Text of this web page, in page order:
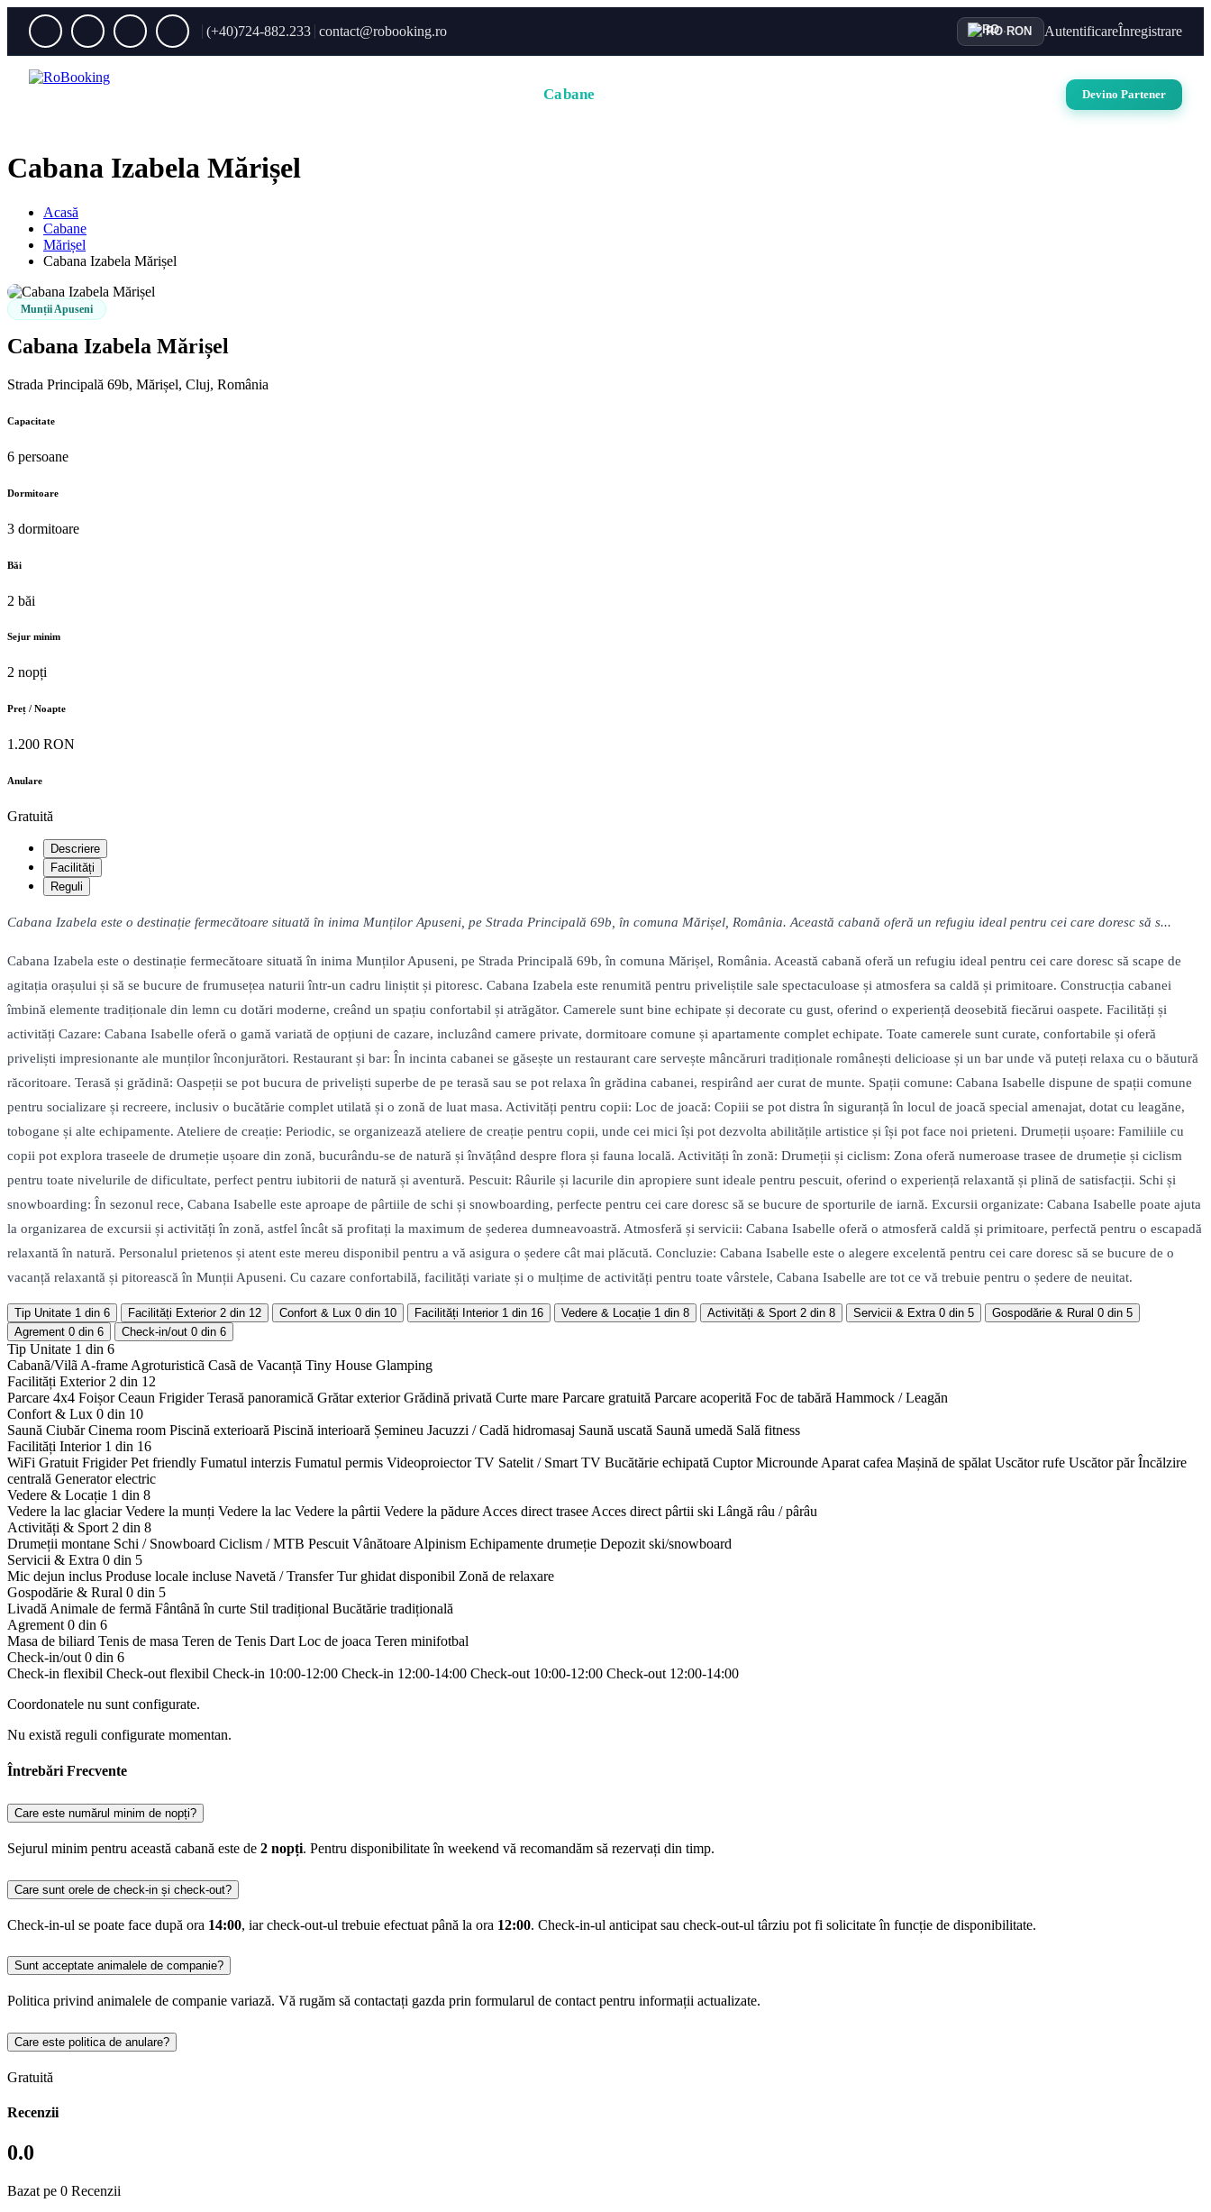
(+40)724-882.233 contact@robooking.ro RO· RON AutentificareÎnregistrare
Cabane Devino Partener
Cabana Izabela Mărișel
Acasă
Cabane
Mărișel
Cabana Izabela Mărișel
Munții Apuseni
Cabana Izabela Mărișel
Strada Principală 69b, Mărișel, Cluj, România
Capacitate
6 persoane
Dormitoare
3 dormitoare
Băi
2 băi
Sejur minim
2 nopți
Preț / Noapte
1.200 RON
Anulare
Gratuită
Descriere
Facilități
Reguli
Cabana Izabela este o destinație fermecătoare situată în inima Munților Apuseni, pe Strada Principală 69b, în comuna Mărișel, România. Această cabană oferă un refugiu ideal pentru cei care doresc să s...
Cabana Izabela este o destinație fermecătoare situată în inima Munților Apuseni, pe Strada Principală 69b, în comuna Mărișel, România. Această cabană oferă un refugiu ideal pentru cei care doresc să scape de
agitația orașului și să se bucure de frumusețea naturii într-un cadru liniștit și pitoresc. Cabana Izabela este renumită pentru priveliștile sale spectaculoase și atmosfera sa caldă și primitoare. Construcția cabanei
îmbină elemente tradiționale din lemn cu dotări moderne, creând un spațiu confortabil și atrăgător. Camerele sunt bine echipate și decorate cu gust, oferind o experiență deosebită fiecărui oaspete. Facilități și
activități Cazare: Cabana Isabelle oferă o gamă variată de opțiuni de cazare, incluzând camere private, dormitoare comune și apartamente complet echipate. Toate camerele sunt curate, confortabile și oferă
priveliști impresionante ale munților înconjurători. Restaurant și bar: În incinta cabanei se găsește un restaurant care servește mâncăruri tradiționale românești delicioase și un bar unde vă puteți relaxa cu o băutură
răcoritoare. Terasă și grădină: Oaspeții se pot bucura de priveliști superbe de pe terasă sau se pot relaxa în grădina cabanei, respirând aer curat de munte. Spații comune: Cabana Isabelle dispune de spații comune
pentru socializare și recreere, inclusiv o bucătărie complet utilată și o zonă de luat masa. Activități pentru copii: Loc de joacă: Copiii se pot distra în siguranță în locul de joacă special amenajat, dotat cu leagăne,
tobogane și alte echipamente. Ateliere de creație: Periodic, se organizează ateliere de creație pentru copii, unde cei mici își pot dezvolta abilitățile artistice și își pot face noi prieteni. Drumeții ușoare: Familiile cu
copii pot explora traseele de drumeție ușoare din zonă, bucurându-se de natură și învățând despre flora și fauna locală. Activități în zonă: Drumeții și ciclism: Zona oferă numeroase trasee de drumeție și ciclism
pentru toate nivelurile de dificultate, perfect pentru iubitorii de natură și aventură. Pescuit: Râurile și lacurile din apropiere sunt ideale pentru pescuit, oferind o experiență relaxantă și plină de satisfacții. Schi și
snowboarding: În sezonul rece, Cabana Isabelle este aproape de pârtiile de schi și snowboarding, perfecte pentru cei care doresc să se bucure de sporturile de iarnă. Excursii organizate: Cabana Isabelle poate ajuta
la organizarea de excursii și activități în zonă, astfel încât să profitați la maximum de șederea dumneavoastră. Atmosferă și servicii: Cabana Isabelle oferă o atmosferă caldă și primitoare, perfectă pentru o escapadă
relaxantă în natură. Personalul prietenos și atent este mereu disponibil pentru a vă asigura o ședere cât mai plăcută. Concluzie: Cabana Isabelle este o alegere excelentă pentru cei care doresc să se bucure de o
vacanță relaxantă și pitorească în Munții Apuseni. Cu cazare confortabilă, facilități variate și o mulțime de activități pentru toate vârstele, Cabana Isabelle are tot ce vă trebuie pentru o ședere de neuitat.
Tip Unitate 1 din 6 Facilități Exterior 2 din 12 Confort & Lux 0 din 10 Facilități Interior 1 din 16 Vedere & Locație 1 din 8 Activități & Sport 2 din 8 Servicii & Extra 0 din 5 Gospodărie & Rural 0 din 5
Agrement 0 din 6 Check-in/out 0 din 6
Tip Unitate 1 din 6
Cabanã/Vilã A-frame Agroturisticã Casã de Vacanță Tiny House Glamping
Facilități Exterior 2 din 12
Parcare 4x4 Foișor Ceaun Frigider Terasă panoramică Grătar exterior Grădină privată Curte mare Parcare gratuită Parcare acoperită Foc de tabără Hammock / Leagăn
Confort & Lux 0 din 10
Saună Ciubăr Cinema room Piscină exterioară Piscină interioară Șemineu Jacuzzi / Cadă hidromasaj Saună uscată Saună umedă Sală fitness
Facilități Interior 1 din 16
WiFi Gratuit Frigider Pet friendly Fumatul interzis Fumatul permis Videoproiector TV Satelit / Smart TV Bucătărie echipată Cuptor Microunde Aparat cafea Mașină de spălat Uscător rufe Uscător păr Încălzire
centrală Generator electric
Vedere & Locație 1 din 8
Vedere la lac glaciar Vedere la munți Vedere la lac Vedere la pârtii Vedere la pădure Acces direct trasee Acces direct pârtii ski Lângă râu / pârâu
Activități & Sport 2 din 8
Drumeții montane Schi / Snowboard Ciclism / MTB Pescuit Vânătoare Alpinism Echipamente drumeție Depozit ski/snowboard
Servicii & Extra 0 din 5
Mic dejun inclus Produse locale incluse Navetă / Transfer Tur ghidat disponibil Zonă de relaxare
Gospodărie & Rural 0 din 5
Livadă Animale de fermă Fântână în curte Stil tradițional Bucătărie tradițională
Agrement 0 din 6
Masa de biliard Tenis de masa Teren de Tenis Dart Loc de joaca Teren minifotbal
Check-in/out 0 din 6
Check-in flexibil Check-out flexibil Check-in 10:00-12:00 Check-in 12:00-14:00 Check-out 10:00-12:00 Check-out 12:00-14:00
Coordonatele nu sunt configurate.
Nu există reguli configurate momentan.
Întrebări Frecvente
Care este numărul minim de nopți?
Sejurul minim pentru această cabană este de 2 nopți. Pentru disponibilitate în weekend vă recomandăm să rezervați din timp.
Care sunt orele de check-in și check-out?
Check-in-ul se poate face după ora 14:00, iar check-out-ul trebuie efectuat până la ora 12:00. Check-in-ul anticipat sau check-out-ul târziu pot fi solicitate în funcție de disponibilitate.
Sunt acceptate animalele de companie?
Politica privind animalele de companie variază. Vă rugăm să contactați gazda prin formularul de contact pentru informații actualizate.
Care este politica de anulare?
Gratuită
Recenzii
0.0
Bazat pe 0 Recenzii